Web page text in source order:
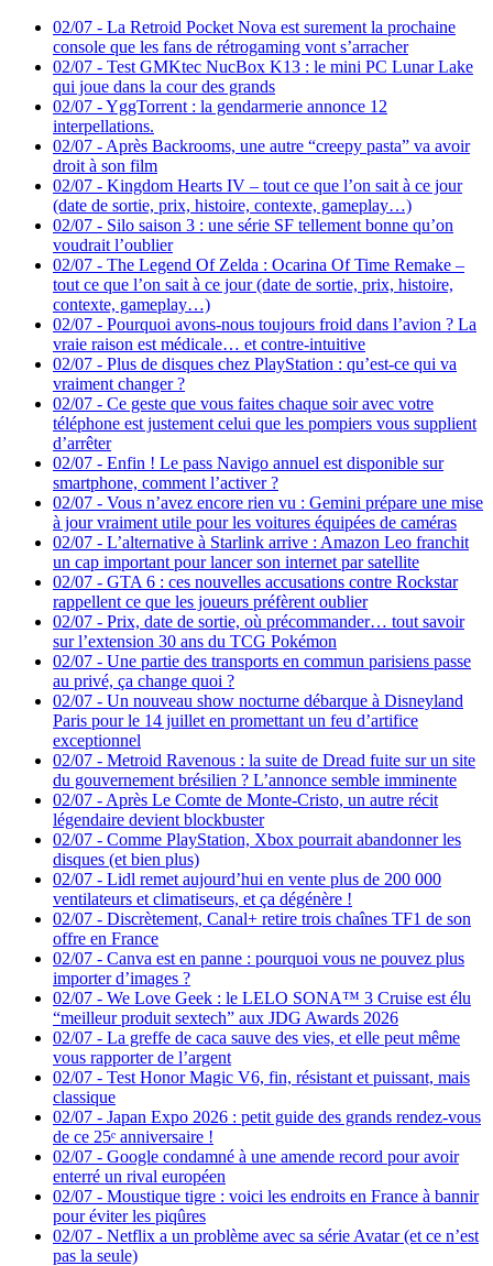
02/07 - La Retroid Pocket Nova est surement la prochaine
console que les fans de rétrogaming vont s’arracher
02/07 - Test GMKtec NucBox K13 : le mini PC Lunar Lake
qui joue dans la cour des grands
02/07 -YggTorrent : la gendarmerie annonce 12
interpellations.
02/07 - Après Backrooms, une autre “creepy pasta” va avoir
droit à son film
02/07 - Kingdom Hearts IV – tout ce que l’on sait à ce jour
(date de sortie, prix, histoire, contexte, gameplay…)
02/07 - Silo saison 3 : une série SF tellement bonne qu’on
voudrait l’oublier
02/07 - The Legend Of Zelda : Ocarina Of Time Remake –
tout ce que l’on sait à ce jour (date de sortie, prix, histoire,
contexte, gameplay…)
02/07 - Pourquoi avons-nous toujours froid dans l’avion ? La
vraie raison est médicale… et contre-intuitive
02/07 - Plus de disques chez PlayStation : qu’est-ce qui va
vraiment changer ?
02/07 - Ce geste que vous faites chaque soir avec votre
téléphone est justement celui que les pompiers vous supplient
d’arrêter
02/07 - Enfin ! Le pass Navigo annuel est disponible sur
smartphone, comment l’activer ?
02/07 - Vous n’avez encore rien vu : Gemini prépare une mise
à jour vraiment utile pour les voitures équipées de caméras
02/07 - L’alternative à Starlink arrive : Amazon Leo franchit
un cap important pour lancer son internet par satellite
02/07 - GTA 6 : ces nouvelles accusations contre Rockstar
rappellent ce que les joueurs préfèrent oublier
02/07 - Prix, date de sortie, où précommander… tout savoir
sur l’extension 30 ans du TCG Pokémon
02/07 - Une partie des transports en commun parisiens passe
au privé, ça change quoi ?
02/07 - Un nouveau show nocturne débarque à Disneyland
Paris pour le 14 juillet en promettant un feu d’artifice
exceptionnel
02/07 - Metroid Ravenous : la suite de Dread fuite sur un site
du gouvernement brésilien ? L’annonce semble imminente
02/07 - Après Le Comte de Monte-Cristo, un autre récit
légendaire devient blockbuster
02/07 - Comme PlayStation, Xbox pourrait abandonner les
disques (et bien plus)
02/07 - Lidl remet aujourd’hui en vente plus de 200 000
ventilateurs et climatiseurs, et ça dégénère !
02/07 - Discrètement, Canal+ retire trois chaînes TF1 de son
offre en France
02/07 - Canva est en panne : pourquoi vous ne pouvez plus
importer d’images ?
02/07 - We Love Geek : le LELO SONA™ 3 Cruise est élu
“meilleur produit sextech” aux JDG Awards 2026
02/07 - La greffe de caca sauve des vies, et elle peut même
vous rapporter de l’argent
02/07 - Test Honor Magic V6, fin, résistant et puissant, mais
classique
02/07 - Japan Expo 2026 : petit guide des grands rendez-vous
de ce 25ᵉ anniversaire !
02/07 - Google condamné à une amende record pour avoir
enterré un rival européen
02/07 - Moustique tigre : voici les endroits en France à bannir
pour éviter les piqûres
02/07 - Netflix a un problème avec sa série Avatar (et ce n’est
pas la seule)